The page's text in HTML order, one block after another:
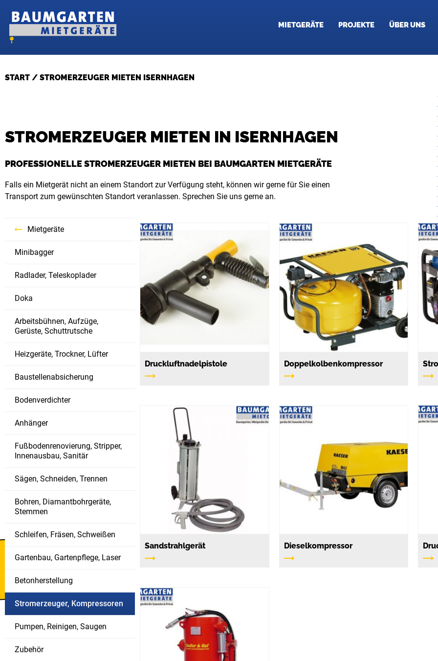
Inhalt
MIETGERÄTE PROJEKTE ÜBER UNS
START / STROMERZEUGER MIETEN ISERNHAGEN
STROMERZEUGER MIETEN IN ISERNHAGEN
PROFESSIONELLE STROMERZEUGER MIETEN BEI BAUMGARTEN MIETGERÄTE
Falls ein Mietgerät nicht an einem Standort zur Verfügung steht, können wir gerne für Sie einen
Transport zum gewünschten Standort veranlassen. Sprechen Sie uns gerne an.
Mietgeräte
Minibagger
Radlader, Teleskoplader
Doka
Arbeitsbühnen, Aufzüge,
Gerüste, Schuttrutsche
Heizgeräte, Trockner, Lüfter
Baustellenabsicherung
Bodenverdichter
Anhänger
Fußbodenrenovierung, Stripper,
Innenausbau, Sanitär
Sägen, Schneiden, Trennen
Bohren, Diamantbohrgeräte,
Stemmen
Schleifen, Fräsen, Schweißen
Gartenbau, Gartenpflege, Laser
Betonherstellung
Stromerzeuger, Kompressoren
Pumpen, Reinigen, Saugen
Zubehör
Druckluftnadelpistole Doppelkolbenkompressor
Sandstrahlgerät Dieselkompressor
Bautrockner